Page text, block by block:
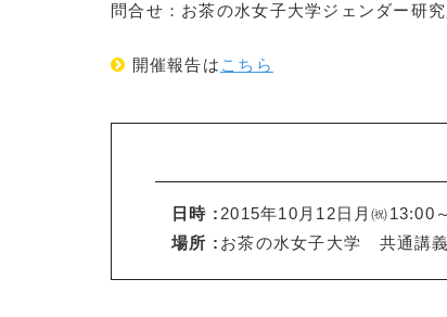
問合せ：お茶の水女子大学ジェンダー
開催報告は こちら
日時 : 2015年10月12日月㈷13:00
場所 : お茶の水女子大学 共通講